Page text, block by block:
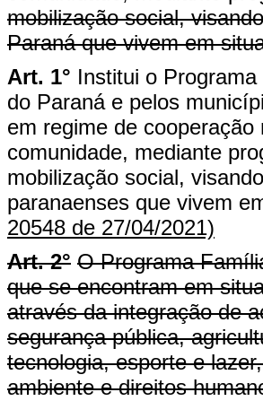
mobilização social,
Paraná que vivem em
Art. 1° Institui o
do Paraná e pelos
em regime de
comunidade, mediante
mobilização social,
paranaenses que vivem
20548 de 27/04/2021)
Art. 2° O Programa
que se encontram em
através da integração de
segurança pública,
tecnologia, esporte e
ambiente e direitos